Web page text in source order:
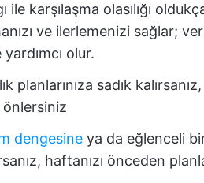
ile karşılaşma olasılığı
ve ilerlemenizi sağlar;
olur.
planlarınıza sadık
dengesine ya da eğlenceli
haftanızı önceden